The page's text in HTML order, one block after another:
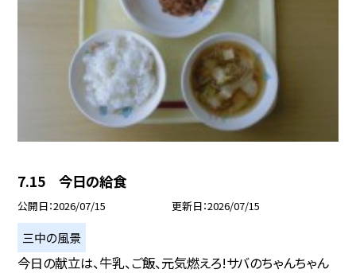
7.15 今日の給食
公開日 2026/07/15 更新日 2026/07/15
三中の風景
今日の献立は、牛乳、ご飯、元気燃えろ!サバのちゃんちゃん